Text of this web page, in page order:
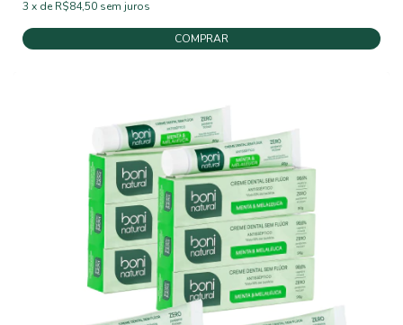
3 x de R$84,50 sem juros